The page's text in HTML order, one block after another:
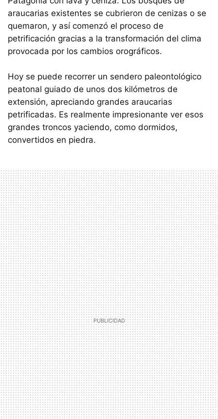
araucarias existentes se cubrieron de cenizas o se
quemaron, y así comenzó el proceso de
petrificación gracias a la transformación del clima
provocada por los cambios orográficos.
Hoy se puede recorrer un sendero paleontológico
peatonal guiado de unos dos kilómetros de
extensión, apreciando grandes araucarias
petrificadas. Es realmente impresionante ver esos
grandes troncos yaciendo, como dormidos,
convertidos en piedra.